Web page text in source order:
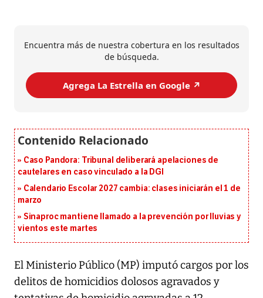
Encuentra más de nuestra cobertura en los resultados
de búsqueda.
Agrega La Estrella en Google ↗️
Caso Pandora: Tribunal deliberará apelaciones de
cautelares en caso vinculado a la DGI
Calendario Escolar 2027 cambia: clases iniciarán el 1 de
marzo
Sinaproc mantiene llamado a la prevención por lluvias y
vientos este martes
El Ministerio Público (MP) imputó cargos por los
delitos de homicidios dolosos agravados y